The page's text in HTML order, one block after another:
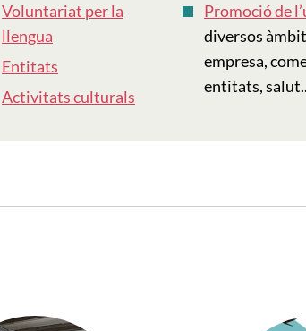
Voluntariat per la
llengua
Entitats
Activitats culturals
Promoció de
diversos
empresa,
entitats,